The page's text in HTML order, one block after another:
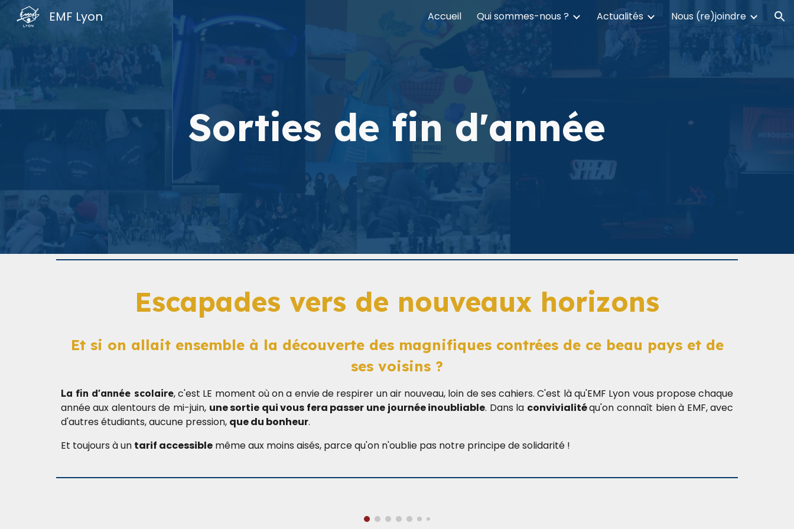
Skip to main content Skip to navigation
EMF Lyon Accueil Qui sommes-nous ? Actualités Nous (re)joindre
Sorties de fin d'année
Escapades vers de nouveaux horizons
Et si on allait ensemble à la découverte des magnifiques contrées de ce beau pays et de
ses voisins ?
La fin d'année scolaire, c'est LE moment où on a envie de respirer un air nouveau, loin de ses cahiers. C'est là qu'EMF Lyon vous propose chaque
année aux alentours de mi-juin, une sortie qui vous fera passer une journée inoubliable. Dans la convivialitéqu'on connaît bien à EMF, avec
d'autres étudiants, aucune pression, que du bonheur.
Et toujours à un tarif accessiblemême aux moins aisés, parce qu'on n'oublie pas notre principe de solidarité !